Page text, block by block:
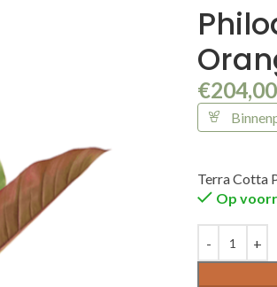
€204,00
Terra Cotta
Op